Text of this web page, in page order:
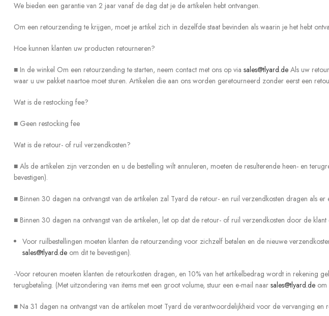
We bieden een garantie van 2 jaar vanaf de dag dat je de artikelen hebt ontvangen.
Om een retourzending te krijgen, moet je artikel zich in dezelfde staat bevinden als waarin je het hebt
Hoe kunnen klanten uw producten retourneren?
■ In de winkel Om een retourzending te starten, neem contact met ons op via sales@tlyard.de Als uw
waar u uw pakket naartoe moet sturen. Artikelen die aan ons worden geretourneerd zonder eerst een
Wat is de restocking fee?
■ Geen restocking fee
Wat is de retour- of ruil verzendkosten?
■ Als de artikelen zijn verzonden en u de bestelling wilt annuleren, moeten de resulterende heen- en
bevestigen).
■ Binnen 30 dagen na ontvangst van de artikelen zal Tyard de retour- en ruil verzendkosten dragen als er
■ Binnen 30 dagen na ontvangst van de artikelen, let op dat de retour- of ruil verzendkosten door de
Voor ruilbestellingen moeten klanten de retourzending voor zichzelf betalen en de nieuwe
sales@tlyard.de om dit te bevestigen).
-Voor retouren moeten klanten de retourkosten dragen, en 10% van het artikelbedrag wordt in
terugbetaling. (Met uitzondering van items met een groot volume, stuur een e-mail naar sales@tlyard.de om
■ Na 31 dagen na ontvangst van de artikelen moet Tyard de verantwoordelijkheid voor de vervanging